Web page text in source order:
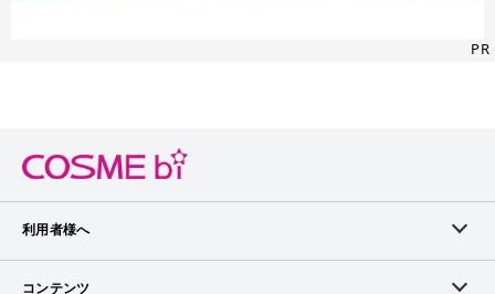
PR
利用者様へ
メンバーログイン
コンテンツ